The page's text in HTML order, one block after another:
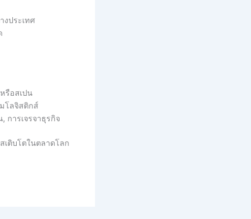
ประเทศ
รือสเปน
โลจิสติกส์
การเจรจาธุรกิจ
ติบโตในตลาดโลก